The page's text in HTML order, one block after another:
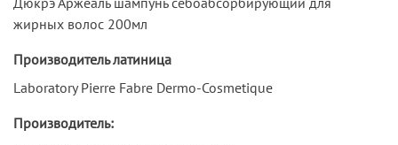
жирных волос 200мл
Производитель латиница
Laboratory Pierre Fabre Dermo-Cosmetique
Производитель: